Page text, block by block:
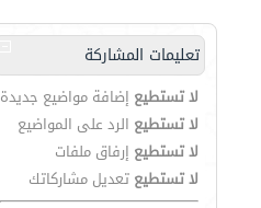
تعليمات المشاركة
لا تستطيع إضافة مواضيع جديدة
لا تستطيع الرد على المواضيع
لا تستطيع إرفاق ملفات
لا تستطيع تعديل مشاركاتك